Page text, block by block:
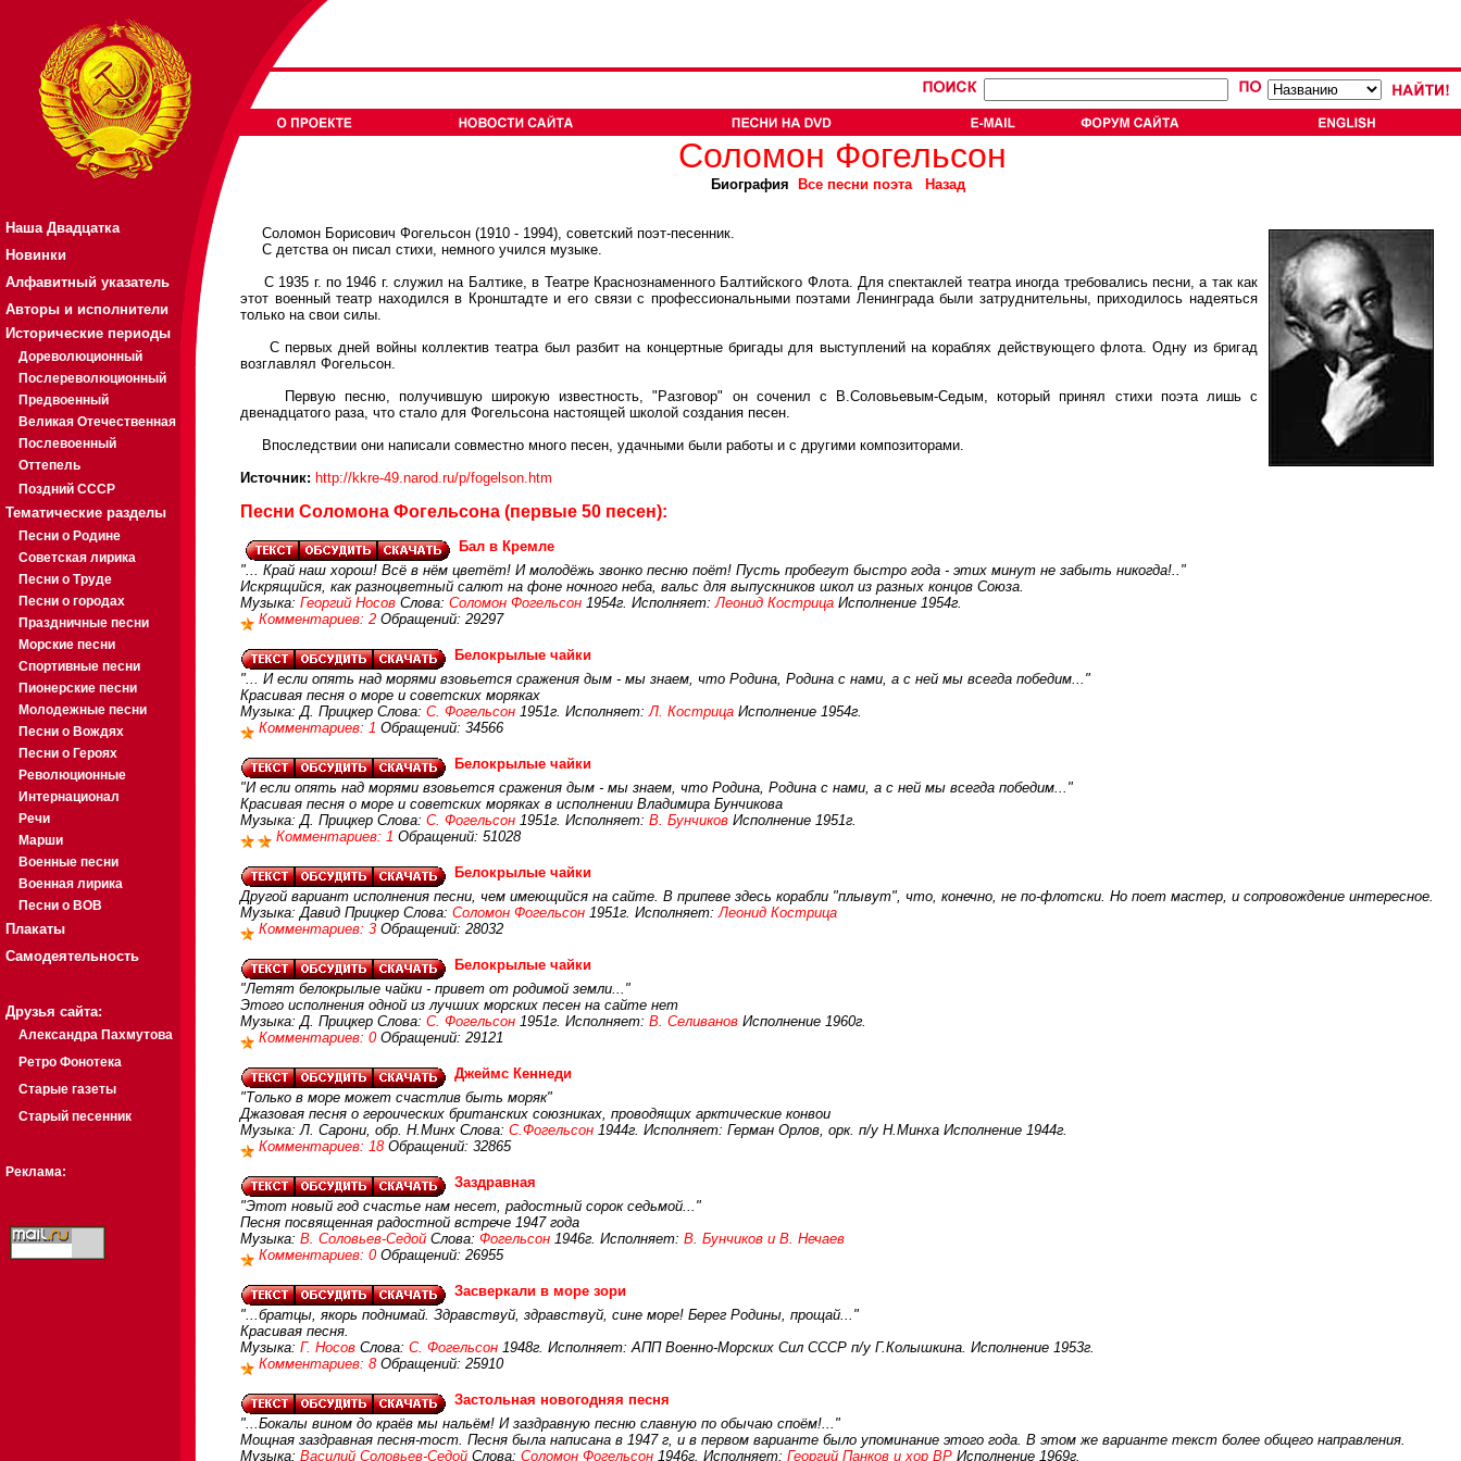
Наша Двадцатка
Новинки
Алфавитный указатель
Авторы и исполнители
Исторические периоды
Дореволюционный
Послереволюционный
Предвоенный
Великая Отечественная
Послевоенный
Оттепель
Поздний СССР
Тематические разделы
Песни о Родине
Советская лирика
Песни о Труде
Песни о городах
Праздничные песни
Морские песни
Спортивные песни
Пионерские песни
Молодежные песни
Песни о Вождях
Песни о Героях
Революционные
Интернационал
Речи
Марши
Военные песни
Военная лирика
Песни о ВОВ
Плакаты
Самодеятельность
Друзья сайта:
Александра Пахмутова
Ретро Фонотека
Старые газеты
Старый песенник
Реклама:
Соломон Фогельсон
Биография Все песни поэта Назад
Соломон Борисович Фогельсон (1910 - 1994), советский поэт-песенник.
С детства он писал стихи, немного учился музыке.
С 1935 г. по 1946 г. служил на Балтике, в Театре Краснознаменного Балтийского Флота. Для спектаклей театра иногда требовались песни, а так как
этот военный театр находился в Кронштадте и его связи с профессиональными поэтами Ленинграда были затруднительны, приходилось надеяться
только на свои силы.
С первых дней войны коллектив театра был разбит на концертные бригады для выступлений на кораблях действующего флота. Одну из бригад
возглавлял Фогельсон.
Первую песню, получившую широкую известность, "Разговор" он соченил с В.Соловьевым-Седым, который принял стихи поэта лишь с
двенадцатого раза, что стало для Фогельсона настоящей школой создания песен.
Впоследствии они написали совместно много песен, удачными были работы и с другими композиторами.
Источник: http://kkre-49.narod.ru/p/fogelson.htm
Песни Соломона Фогельсона (первые 50 песен):
Бал в Кремле
"... Край наш хорош! Всё в нём цветёт! И молодёжь звонко песню поёт! Пусть пробегут быстро года - этих минут не забыть никогда!.."
Искрящийся, как разноцветный салют на фоне ночного неба, вальс для выпускников школ из разных концов Союза.
Музыка: Георгий Носов Слова: Соломон Фогельсон 1954г. Исполняет:Леонид Кострица Исполнение 1954г.
Комментариев: 2 Обращений: 29297
Белокрылые чайки
"... И если опять над морями взовьется сражения дым - мы знаем, что Родина, Родина с нами, а с ней мы всегда победим..."
Красивая песня о море и советских моряках
Музыка: Д. Прицкер Слова: С. Фогельсон 1951г. Исполняет:Л. Кострица Исполнение 1954г.
Комментариев: 1 Обращений: 34566
Белокрылые чайки
"И если опять над морями взовьется сражения дым - мы знаем, что Родина, Родина с нами, а с ней мы всегда победим..."
Красивая песня о море и советских моряках в исполнении Владимира Бунчикова
Музыка: Д. Прицкер Слова: С. Фогельсон 1951г. Исполняет: В. Бунчиков Исполнение 1951г.
Комментариев: 1 Обращений: 51028
Белокрылые чайки
Другой вариант исполнения песни, чем имеющийся на сайте. В припеве здесь корабли "плывут", что, конечно, не по-флотски. Но поет мастер, и сопровождение интересное.
Музыка: Давид Прицкер Слова: Соломон Фогельсон 1951г. Исполняет:Леонид Кострица
Комментариев: 3 Обращений: 28032
Белокрылые чайки
"Летят белокрылые чайки - привет от родимой земли..."
Этого исполнения одной из лучших морских песен на сайте нет
Музыка: Д. Прицкер Слова: С. Фогельсон 1951г. Исполняет: В. Селиванов Исполнение 1960г.
Комментариев: 0 Обращений: 29121
Джеймс Кеннеди
"Только в море может счастлив быть моряк"
Джазовая песня о героических британских союзниках, проводящих арктические конвои
Музыка: Л. Сарони, обр. Н.Минх Слова: С.Фогельсон 1944г. Исполняет: Герман Орлов, орк. п/у Н.Минха Исполнение 1944г.
Комментариев: 18 Обращений: 32865
Заздравная
"Этот новый год счастье нам несет, радостный сорок седьмой..."
Песня посвященная радостной встрече 1947 года
Музыка: В. Соловьев-Седой Слова: Фогельсон 1946г. Исполняет: В. Бунчиков и В. Нечаев
Комментариев: 0 Обращений: 26955
Засверкали в море зори
"...братцы, якорь поднимай. Здравствуй, здравствуй, сине море! Берег Родины, прощай..."
Красивая песня.
Музыка: Г. Носов Слова: С. Фогельсон 1948г. Исполняет: АПП Военно-Морских Сил СССР п/у Г.Колышкина. Исполнение 1953г.
Комментариев: 8 Обращений: 25910
Застольная новогодняя песня
"...Бокалы вином до краёв мы нальём! И заздравную песню славную по обычаю споём!..."
Мощная заздравная песня-тост. Песня была написана в 1947 г, и в первом варианте было упоминание этого года. В этом же варианте текст более общего направления.
Музыка: Василий Соловьев-Седой Слова: Соломон Фогельсон 1946г. Исполняет: Георгий Панков и хор ВР Исполнение 1969г.